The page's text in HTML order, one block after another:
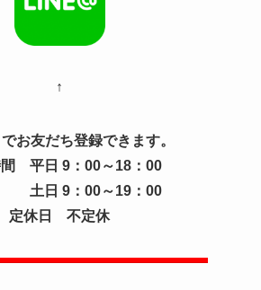
↑
お友だち登録できます。
平日 9：00～18：00
9：00～19：00
定休日 不定休